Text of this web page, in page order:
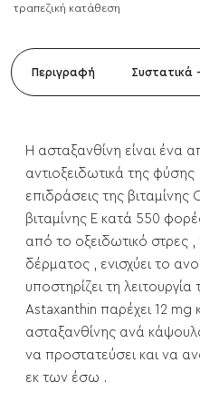
τραπεζική κατάθεση
Περιγραφή Συστατικά
Η ασταξανθίνη είναι ένα
αντιοξειδωτικά της φύσης
επιδράσεις της βιταμίνης
βιταμίνης E κατά 550
από το οξειδωτικό στρες ,
δέρματος , ενισχύει το
υποστηρίζει τη
Astaxanthin παρέχει 12 mg
ασταξανθίνης ανά
να προστατεύσει και να
εκ των έσω .